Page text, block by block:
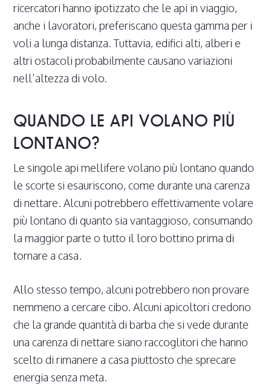
ricercatori hanno ipotizzato che le api in viaggio,
anche i lavoratori, preferiscano questa gamma per i
voli a lunga distanza. Tuttavia, edifici alti, alberi e
altri ostacoli probabilmente causano variazioni
nell’altezza di volo.
QUANDO LE API VOLANO PIÙ
LONTANO?
Le singole api mellifere volano più lontano quando
le scorte si esauriscono, come durante una carenza
di nettare. Alcuni potrebbero effettivamente volare
più lontano di quanto sia vantaggioso, consumando
la maggior parte o tutto il loro bottino prima di
tornare a casa.
Allo stesso tempo, alcuni potrebbero non provare
nemmeno a cercare cibo. Alcuni apicoltori credono
che la grande quantità di barba che si vede durante
una carenza di nettare siano raccoglitori che hanno
scelto di rimanere a casa piuttosto che sprecare
energia senza meta.